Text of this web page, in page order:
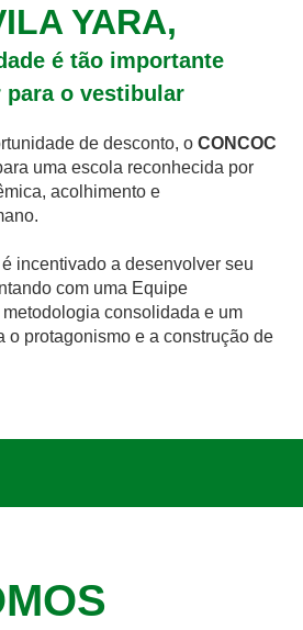
YARA,
é tão importante
para o vestibular
de desconto, o CONCOC
uma escola reconhecida por
acolhimento e
incentivado a desenvolver seu
com uma Equipe
consolidada e um
o protagonismo e a construção de